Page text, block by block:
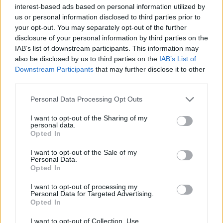
interest-based ads based on personal information utilized by
us or personal information disclosed to third parties prior to
your opt-out. You may separately opt-out of the further
disclosure of your personal information by third parties on the
IAB’s list of downstream participants. This information may
also be disclosed by us to third parties on the IAB’s List of
Downstream Participants that may further disclose it to other
Please note that this website/app uses one or more Google
not limited to your visit or usage behaviour. You may click to
grant or deny consent to Google and its third-party tags to
use your data for below specified purposes in below Google
consent section.
Personal Data Processing Opt Outs
I want to opt-out of the Sharing of my
personal data.
Opted In
I want to opt-out of the Sale of my
Personal Data.
Opted In
I want to opt-out of processing my
Personal Data for Targeted Advertising.
Opted In
I want to opt-out of Collection, Use,
Der ungarische Astronom Tibor Kapu nach seiner Rückkehr
nach Hause. Er hat alles von oben gesehen. Foto:
Wenn jemand immer noch an eine flache Erde glaubt, wird er
seine Meinung wahrscheinlich nicht ändern. Aber in der
heutigen Welt, in der Verschwörungstheorien und
wichtig, wissenschaftliche Fakten zu verbreiten. Vielleicht
hilft das Video von Don Pettit, ein paar mehr Skeptiker von
dem zu überzeugen, was schon lange offensichtlich ist.